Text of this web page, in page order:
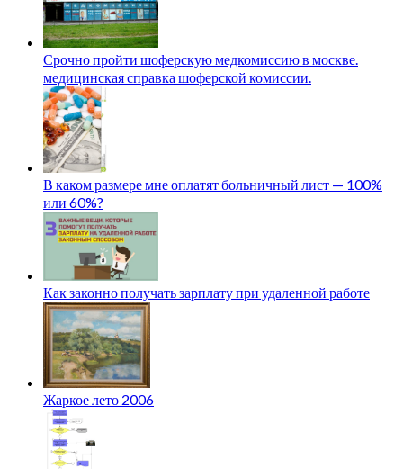
Срочно пройти шоферскую медкомиссию в москве.
медицинская справка шоферской комиссии.
В каком размере мне оплатят больничный лист — 100%
или 60%?
Как законно получать зарплату при удаленной работе
Жаркое лето 2006